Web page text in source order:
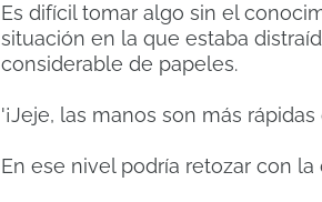
Es difícil tomar algo sin el
situación en la que estaba
considerable de papeles.
'¡Jeje, las manos son más
En ese nivel podría retozar con